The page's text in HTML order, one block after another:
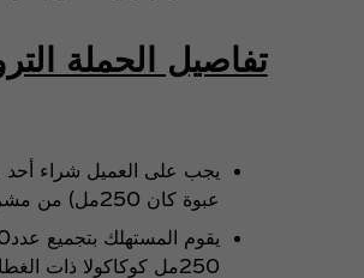
تفاصيل الحملة
عبوة كان 250مل) من مشروبات كوكاكولا® والمغلفة بالتغليف الخاص بالمسابقة.
250مل كوكاكولا ذات